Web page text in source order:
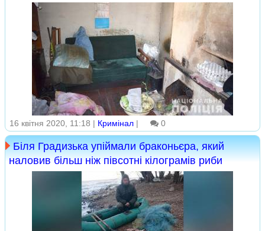
16 квітня 2020, 11:18 | Кримінал | 0
Біля Градизька упіймали браконьєра, який
наловив більш ніж півсотні кілограмів риби